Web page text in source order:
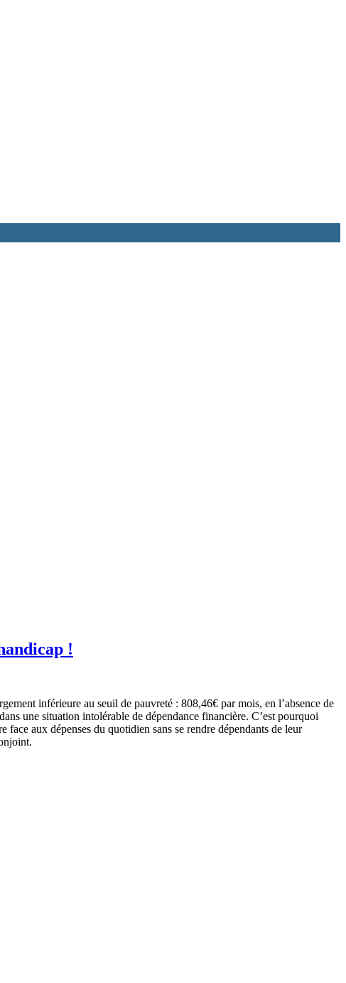
!
inférieure au seuil de pauvreté : 808,46€ par mois, en l’absence de
une situation intolérable de dépendance financière. C’est pourquoi
aux dépenses du quotidien sans se rendre dépendants de leur